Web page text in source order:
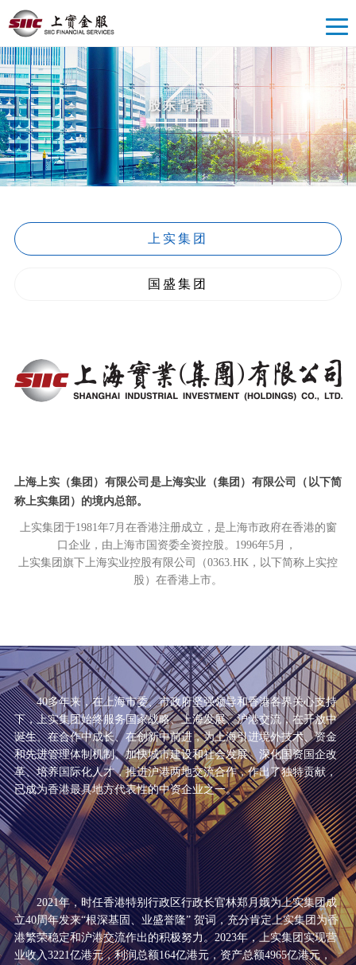
股东背景
上实集团
国盛集团
上海上实（集团）有限公司是上海实业（集团）有限公司（以下简
称上实集团）的境内总部。
上实集团于1981年7月在香港注册成立，是上海市政府在香港的窗
口企业，由上海市国资委全资控股。1996年5月，
上实集团旗下上海实业控股有限公司（0363.HK，以下简称上实控
股）在香港上市。
40多年来，在上海市委、市政府坚强领导和香港各界关心支持
下，上实集团始终服务国家战略、上海发展、沪港交流，在开放中
诞生、在合作中成长、在创新中前进，为上海引进境外技术、资金
和先进管理体制机制、加快城市建设和社会发展、深化国资国企改
革、培养国际化人才，推进沪港两地交流合作，作出了独特贡献，
已成为香港最具地方代表性的中资企业之一。
2021年，时任香港特别行政区行政长官林郑月娥为上实集团成
立40周年发来“根深基固、业盛誉隆” 贺词，充分肯定上实集团为香
港繁荣稳定和沪港交流作出的积极努力。2023年，上实集团实现营
业收入3221亿港元，利润总额164亿港元，资产总额4965亿港元，